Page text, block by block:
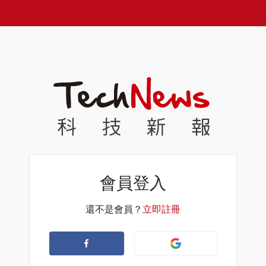
會員登入
還不是會員？ 立即註冊